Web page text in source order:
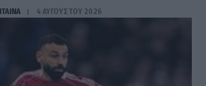
4 ΑΥΓΟΎΣΤΟΥ 2026